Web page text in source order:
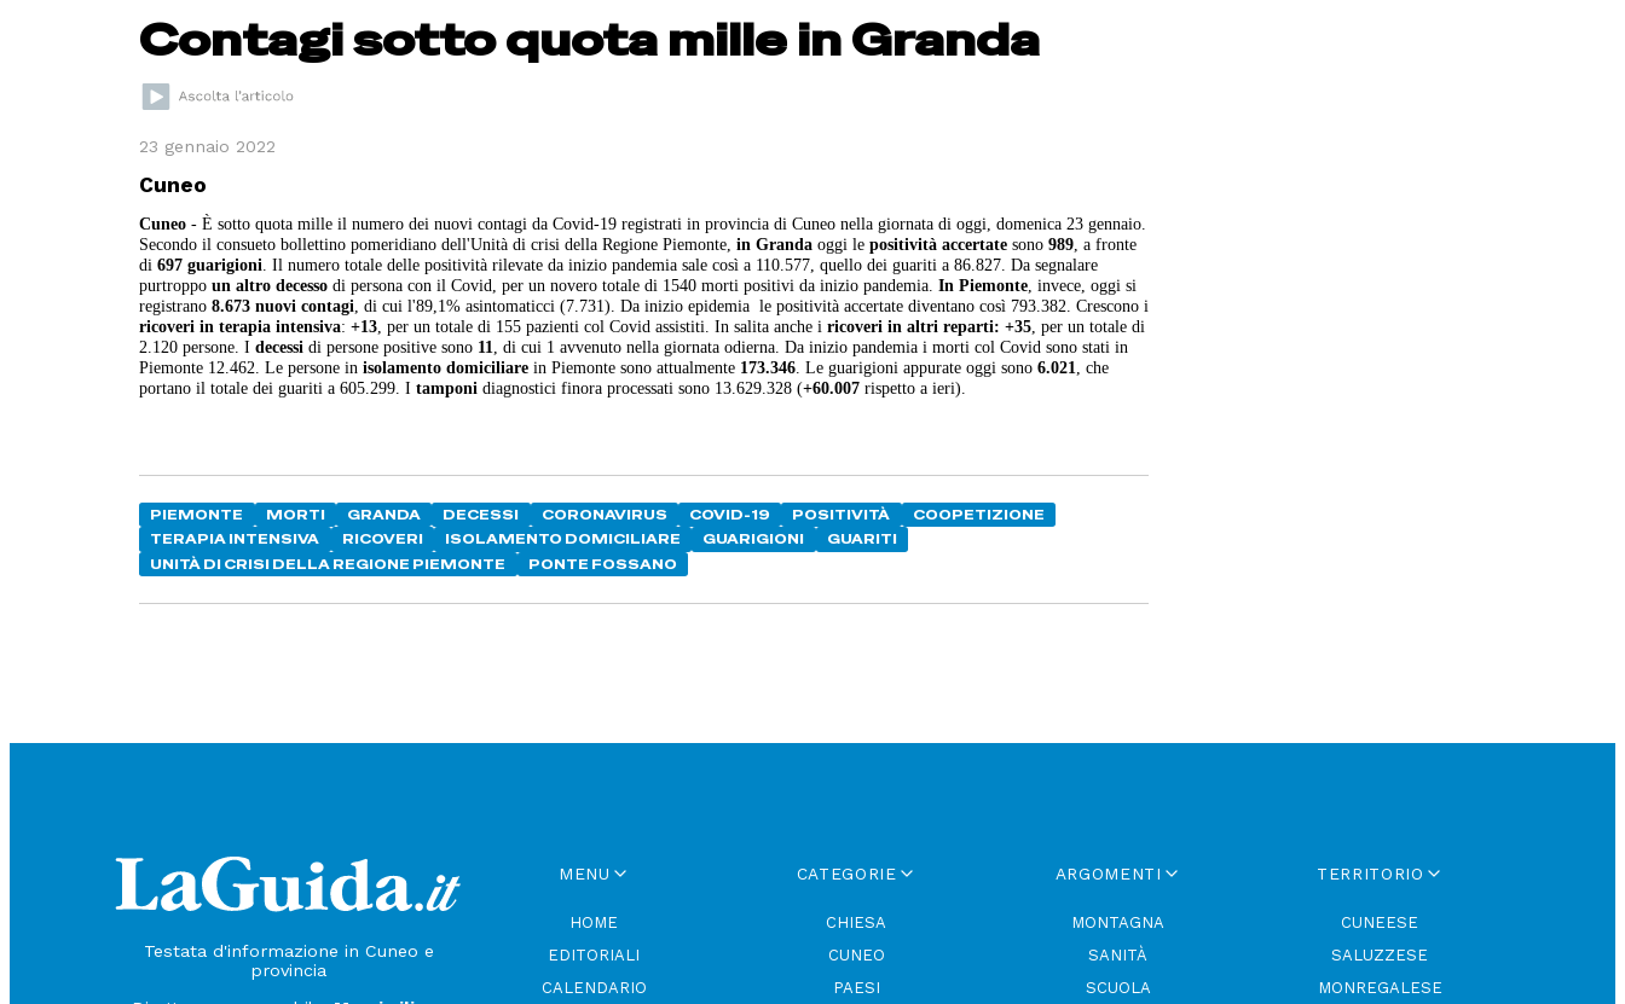
Contagi sotto quota mille in Granda
23 gennaio 2022
Cuneo
Cuneo - È sotto quota mille il numero dei nuovi contagi da Covid-19 registrati in provincia di Cuneo nella giornata di oggi, domenica 23 gennaio.
Secondo il consueto bollettino pomeridiano dell'Unità di crisi della Regione Piemonte, in Granda oggi lepositività accertate sono989 , a fronte
di 697 guarigioni . Il numero totale delle positività rilevate da inizio pandemia sale così a 110.577, quello dei guariti a 86.827. Da segnalare
purtroppo un altro decesso di persona con il Covid, per un novero totale di 1540 morti positivi da inizio pandemia.In Piemonte , invece, oggi si
registrano8.673 nuovi contagi , di cui l'89,1% asintomaticci (7.731). Da inizio epidemia le positività accertate diventano così 793.382. Crescono i
ricoveri in terapia intensiva:+13 , per un totale di 155 pazienti col Covid assistiti. In salita anche iricoveri in altri reparti: +35 , per un totale di
2.120 persone. Idecessi di persone positive sono 11
, di cui 1 avvenuto nella giornata odierna. Da inizio pandemia i morti col Covid sono stati in
Piemonte 12.462. Le persone inisolamento domiciliare in Piemonte sono attualmente 173.346 . Le guarigioni appurate oggi sono6.021
, che
portano il totale dei guariti a 605.299. Itamponi diagnostici finora processati sono 13.629.328 (+60.007rispetto a ieri).
PIEMONTE MORTI GRANDA DECESSI CORONAVIRUS COVID-19 POSITIVITÀ
COOPETIZIONE
TERAPIA INTENSIVA
RICOVERI ISOLAMENTO DOMICILIARE GUARIGIONI
GUARITI
UNITÀ DI CRISI DELLA REGIONE PIEMONTE
PONTE FOSSANO
Testata d'informazione in Cuneo e
provincia
MENU
HOME
EDITORIALI
CALENDARIO
CATEGORIE
CHIESA
CUNEO
PAESI
ARGOMENTI
MONTAGNA
SANITÀ
SCUOLA
TERRITORIO
CUNEESE
SALUZZESE
MONREGALESE